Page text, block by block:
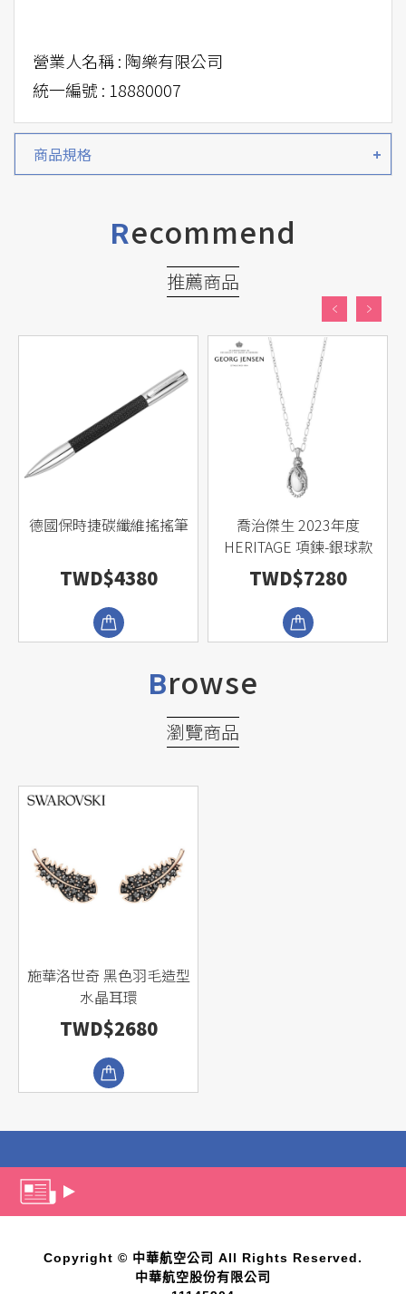
營業人名稱 : 陶樂有限公司
統一編號 : 18880007
商品規格
Recommend
推薦商品
德國保時捷碳纖維搖搖筆
TWD$4380
喬治傑生 2023年度
HERITAGE 項鍊-銀球款
TWD$7280
Browse
瀏覽商品
施華洛世奇 黑色羽毛造型
水晶耳環
TWD$2680
Copyright © 中華航空公司 All Rights Reserved.
中華航空股份有限公司